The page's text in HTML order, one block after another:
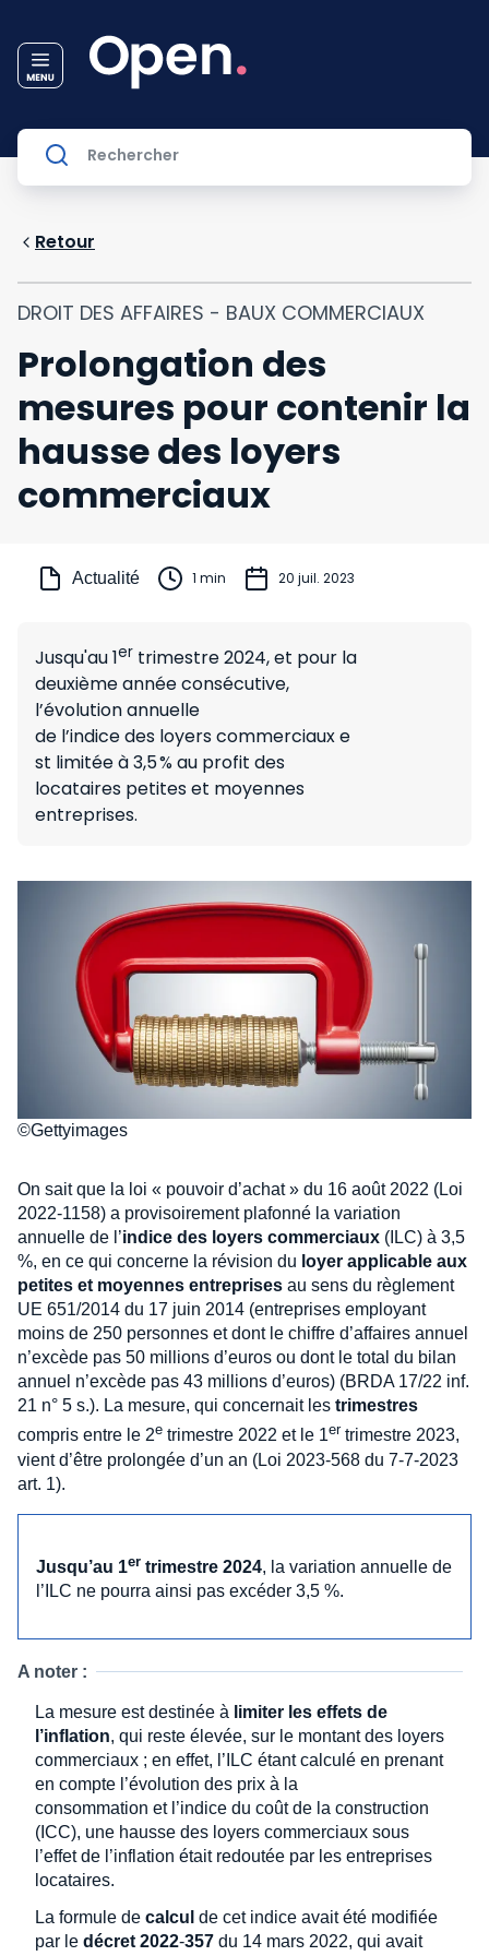
Retour
DROIT DES AFFAIRES - BAUX COMMERCIAUX
Prolongation des
mesures pour contenir la
hausse des loyers
commerciaux
Actualité 1 min 20 juil. 2023
Jusqu'au 1er trimestre 2024, et pour la
deuxième année consécutive,
l’évolution annuelle
de l’indice des loyers commerciaux e
st limitée à 3,5 % au profit des
locataires petites et moyennes
entreprises.
©Gettyimages
On sait que la loi « pouvoir d’achat » du 16 août 2022 (Loi
2022-1158) a provisoirement plafonné la variation
annuelle de l’indice des loyers commerciaux (ILC) à 3,5
%, en ce qui concerne la révision du loyer applicable aux
petites et moyennes entreprises au sens du règlement
UE 651/2014 du 17 juin 2014 (entreprises employant
moins de 250 personnes et dont le chiffre d’affaires annuel
n’excède pas 50 millions d’euros ou dont le total du bilan
annuel n’excède pas 43 millions d’euros) (BRDA 17/22 inf.
21 n° 5 s.). La mesure, qui concernait les trimestres
compris entre le 2e trimestre 2022 et le 1er trimestre 2023,
vient d’être prolongée d’un an (Loi 2023-568 du 7-7-2023
art. 1).
Jusqu’au 1er trimestre 2024, la variation annuelle de
l’ILC ne pourra ainsi pas excéder 3,5 %.
A noter :
La mesure est destinée à limiter les effets de
l’inflation, qui reste élevée, sur le montant des loyers
commerciaux ; en effet, l’ILC étant calculé en prenant
en compte l’évolution des prix à la
consommation et l’indice du coût de la construction
(ICC), une hausse des loyers commerciaux sous
l’effet de l’inflation était redoutée par les entreprises
locataires.
La formule de calcul de cet indice avait été modifiée
par le décret 2022-357 du 14 mars 2022, qui avait